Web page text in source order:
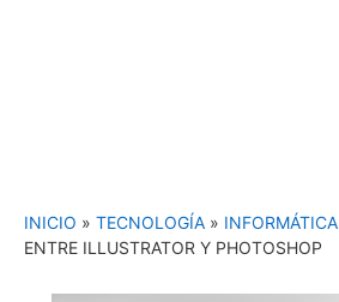
INICIO » TECNOLOGÍA » INFORMÁTICA
ENTRE ILLUSTRATOR Y PHOTOSHOP